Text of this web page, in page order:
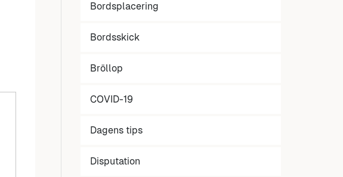
Bordsplacering
Bordsskick
Bröllop
COVID-19
Dagens tips
Disputation